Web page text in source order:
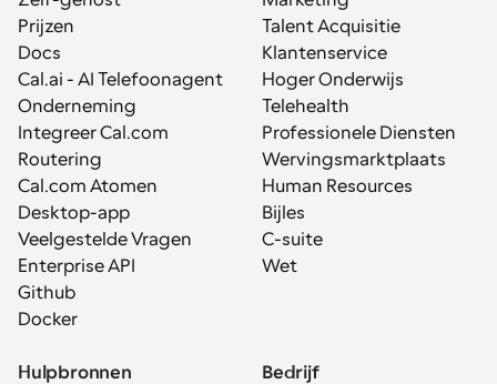
Prijzen
Docs
Cal.ai - AI Telefoonagent
Onderneming
Integreer Cal.com
Routering
Cal.com Atomen
Desktop-app
Veelgestelde Vragen
Enterprise API
Github
Docker
Talent Acquisitie
Klantenservice
Hoger Onderwijs
Telehealth
Professionele Diensten
Wervingsmarktplaats
Human Resources
Bijles
C-suite
Wet
Hulpbronnen
Bedrijf